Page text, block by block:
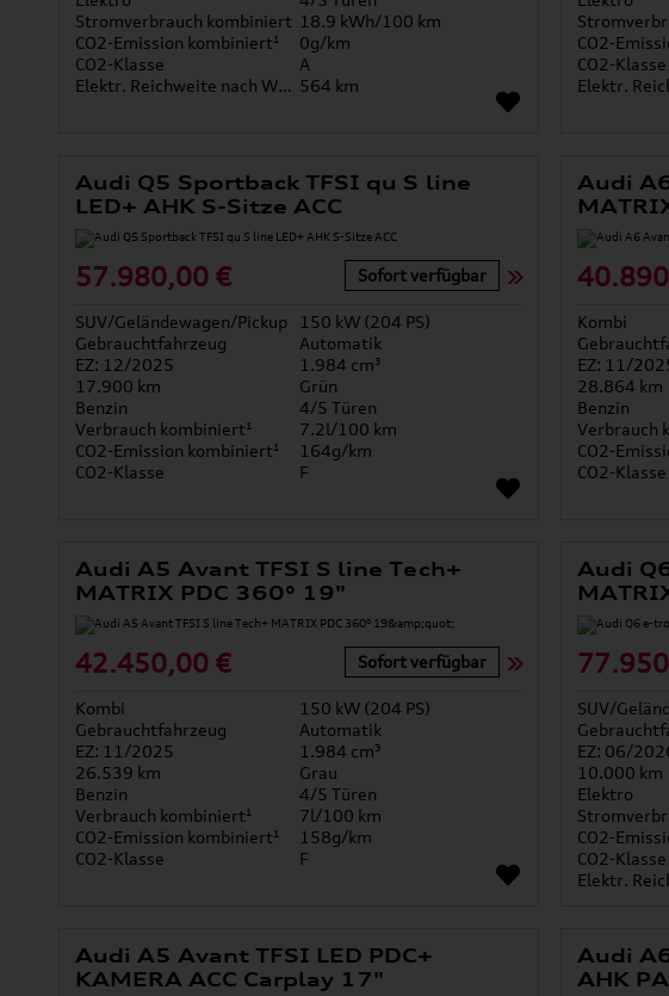
Stromverbrauch kombiniert 18.9 kWh/100 km
CO2-Emission kombiniert¹
0g/km
CO2-Klasse
A
Elektr. Reichweite nach WLTP* 564 km
CO2-
CO2-Klasse
Audi Q5 Sportback TFSI qu S line
LED+ AHK S-Sitze ACC
57.980,00 € Sofort verfügbar
SUV/Geländewagen/Pickup
150 kW (204 PS)
Gebrauchtfahrzeug
Automatik
EZ: 12/2025
1.984 cm³
17.900 km
Grün
Benzin
4/5 Türen
Verbrauch kombiniert¹
7.2l/100 km
CO2-Emission kombiniert¹
164g/km
CO2-Klasse
F
Audi
Kombi
EZ: 11/
28.864 km
Benzin
Verbrauch
CO2-
CO2-Klasse
Audi A5 Avant TFSI S line Tech+
MATRIX PDC 360° 19"
42.450,00 € Sofort verfügbar
Kombi
150 kW (204 PS)
Gebrauchtfahrzeug
Automatik
EZ: 11/2025
1.984 cm³
26.539 km
Grau
Benzin
4/5 Türen
Verbrauch kombiniert¹
7l/100 km
CO2-Emission kombiniert¹
158g/km
CO2-Klasse
F
Audi
SUV/
EZ: 06/
10.000 km
Elektro
CO2-
CO2-Klasse
Audi A5 Avant TFSI LED PDC+
KAMERA ACC Carplay 17"
Audi
AHK